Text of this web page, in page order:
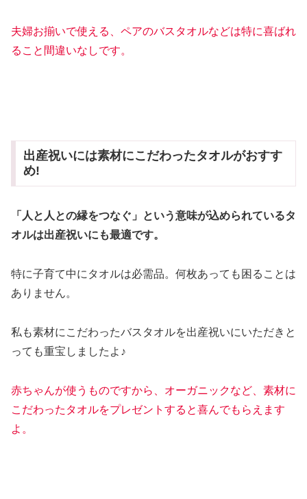
夫婦お揃いで使える、ペアのバスタオルなどは特に喜ばれ
ること間違いなしです。
出産祝いには素材にこだわったタオルがおすす
め!
「人と人との縁をつなぐ」という意味が込められているタ
オルは出産祝いにも最適です。
特に子育て中にタオルは必需品。何枚あっても困ることは
ありません。
私も素材にこだわったバスタオルを出産祝いにいただきと
っても重宝しましたよ♪
赤ちゃんが使うものですから、オーガニックなど、素材に
こだわったタオルをプレゼントすると喜んでもらえます
よ。